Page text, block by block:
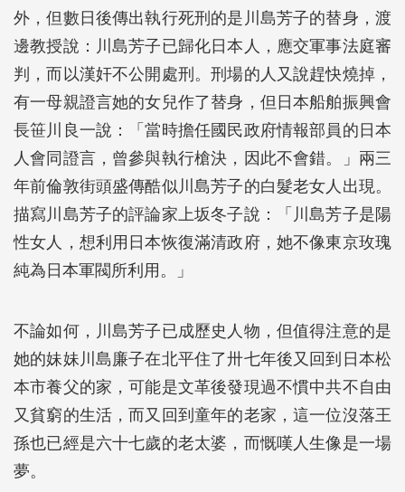
外，但數日後傳出執行死刑的是川島芳子的替身，渡
邊教授說：川島芳子已歸化日本人，應交軍事法庭審
判，而以漢奸不公開處刑。刑場的人又說趕快燒掉，
有一母親證言她的女兒作了替身，但日本船舶振興會
長笹川良一說：「當時擔任國民政府情報部員的日本
人會同證言，曾參與執行槍決，因此不會錯。」兩三
年前倫敦街頭盛傳酷似川島芳子的白髮老女人出現。
描寫川島芳子的評論家上坂冬子說：「川島芳子是陽
性女人，想利用日本恢復滿清政府，她不像東京玫瑰
純為日本軍閥所利用。」
不論如何，川島芳子已成歷史人物，但值得注意的是
她的妹妹川島廉子在北平住了卅七年後又回到日本松
本市養父的家，可能是文革後發現過不慣中共不自由
又貧窮的生活，而又回到童年的老家，這一位沒落王
孫也已經是六十七歲的老太婆，而慨嘆人生像是一場
夢。